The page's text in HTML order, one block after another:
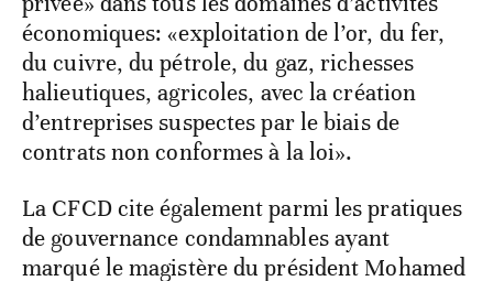
économiques: «exploitation de l’or, du fer,
du cuivre, du pétrole, du gaz, richesses
halieutiques, agricoles, avec la création
d’entreprises suspectes par le biais de
contrats non conformes à la loi».
La CFCD cite également parmi les pratiques
de gouvernance condamnables ayant
marqué le magistère du président Mohamed